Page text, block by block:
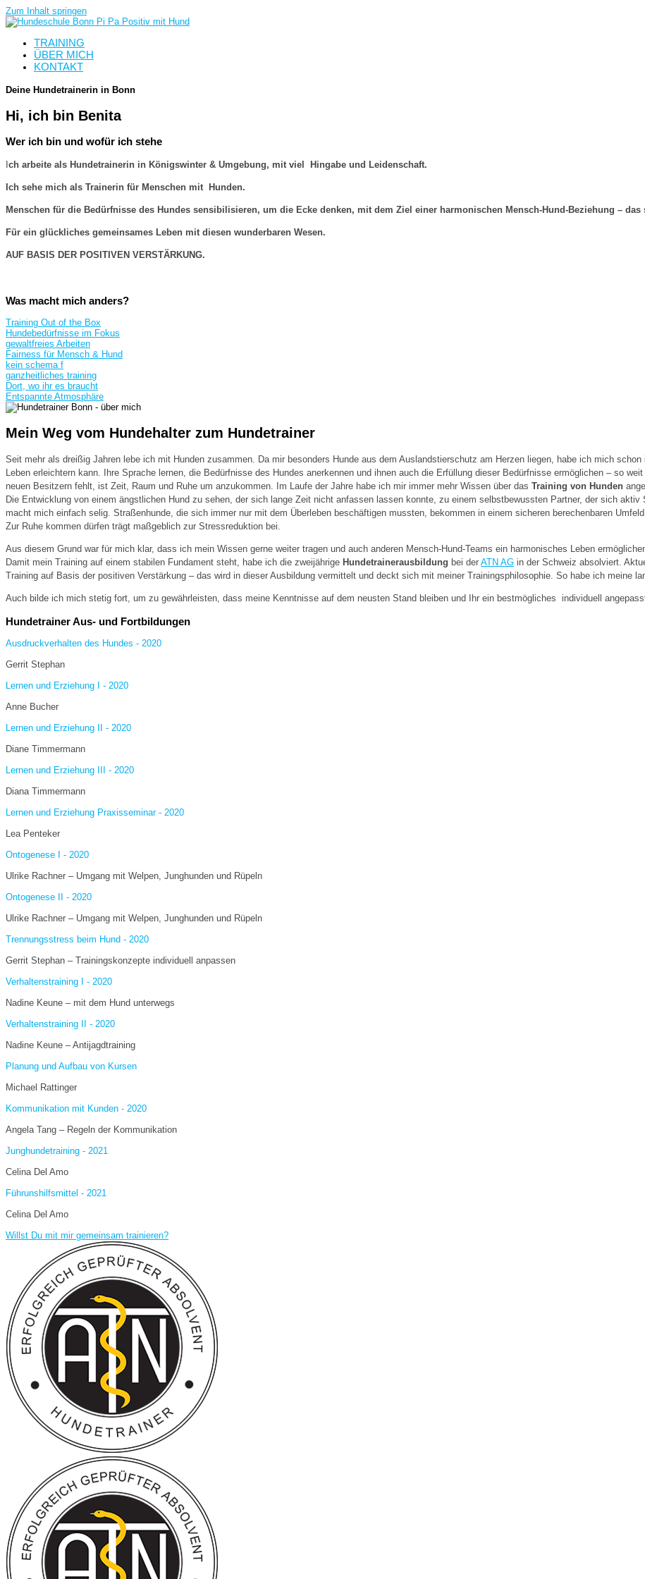
Zum Inhalt springen
TRAINING
ÜBER MICH
KONTAKT
Deine Hundetrainerin in Bonn
Hi, ich bin Benita
Wer ich bin und wofür ich stehe
ch arbeite als Hundetrainerin in Königswinter & Umgebung, mit viel Hingabe und Leidenschaft.
Ich sehe mich als Trainerin für Menschen mit Hunden.
Menschen für die Bedürfnisse des Hundes sensibilisieren, um die Ecke denken, mit dem Ziel einer harmonischen Mensch-Hund-Beziehung –
Für ein glückliches gemeinsames Leben mit diesen wunderbaren Wesen.
AUF BASIS DER POSITIVEN VERSTÄRKUNG.
Was macht mich anders?
Training Out of the Box
Hundebedürfnisse im Fokus
gewaltfreies Arbeiten
Fairness für Mensch & Hund
kein schema f
ganzheitliches training
Dort, wo ihr es braucht
Entspannte Atmosphäre
Mein Weg vom Hundehalter zum Hundetrainer
Seit mehr als dreißig Jahren lebe ich mit Hunden zusammen. Da mir besonders Hunde aus dem Auslandstierschutz am Herzen liegen, habe ich mich
Leben erleichtern kann. Ihre Sprache lernen, die Bedürfnisse des Hundes anerkennen und ihnen auch die Erfüllung dieser Bedürfnisse ermöglichen – so
neuen Besitzern fehlt, ist Zeit, Raum und Ruhe um anzukommen. Im Laufe der Jahre habe ich mir immer mehr Wissen über das Training von Hunden
Die Entwicklung von einem ängstlichen Hund zu sehen, der sich lange Zeit nicht anfassen lassen konnte, zu einem selbstbewussten Partner, der sich
macht mich einfach selig. Straßenhunde, die sich immer nur mit dem Überleben beschäftigen mussten, bekommen in einem sicheren berechenbaren
Zur Ruhe kommen dürfen trägt maßgeblich zur Stressreduktion bei.
Aus diesem Grund war für mich klar, dass ich mein Wissen gerne weiter tragen und auch anderen Mensch-Hund-Teams ein harmonisches Leben
Damit mein Training auf einem stabilen Fundament steht, habe ich die zweijährige Hundetrainerausbildung bei der ATN AG in der Schweiz absolviert.
Training auf Basis der positiven Verstärkung – das wird in dieser Ausbildung vermittelt und deckt sich mit meiner Trainingsphilosophie. So habe ich meine
Auch bilde ich mich stetig fort, um zu gewährleisten, dass meine Kenntnisse auf dem neusten Stand bleiben und Ihr ein bestmögliches individuell
Hundetrainer Aus- und Fortbildungen
Ausdruckverhalten des Hundes - 2020
Gerrit Stephan
Lernen und Erziehung I - 2020
Anne Bucher
Lernen und Erziehung II - 2020
Diane Timmermann
Lernen und Erziehung III - 2020
Diana Timmermann
Lernen und Erziehung Praxisseminar - 2020
Lea Penteker
Ontogenese I - 2020
Ulrike Rachner – Umgang mit Welpen, Junghunden und Rüpeln
Ontogenese II - 2020
Ulrike Rachner – Umgang mit Welpen, Junghunden und Rüpeln
Trennungsstress beim Hund - 2020
Gerrit Stephan – Trainingskonzepte individuell anpassen
Verhaltenstraining I - 2020
Nadine Keune – mit dem Hund unterwegs
Verhaltenstraining II - 2020
Nadine Keune – Antijagdtraining
Planung und Aufbau von Kursen
Michael Rattinger
Kommunikation mit Kunden - 2020
Angela Tang – Regeln der Kommunikation
Junghundetraining - 2021
Celina Del Amo
Führunshilfsmittel - 2021
Celina Del Amo
Willst Du mit mir gemeinsam trainieren?